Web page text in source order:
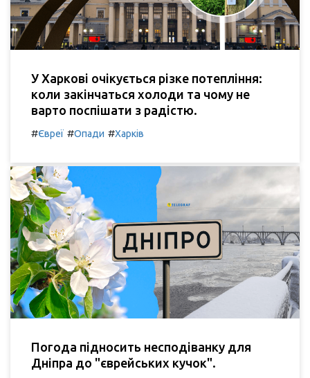
У Харкові очікується різке потепління:
коли закінчаться холоди та чому не
варто поспішати з радістю.
#Євреї #Опади #Харків
Погода підносить несподіванку для
Дніпра до "єврейських кучок".